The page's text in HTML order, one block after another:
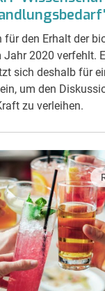
für den Erhalt der
2020 verfehlt.
sich deshalb für
um den
zu verleihen.